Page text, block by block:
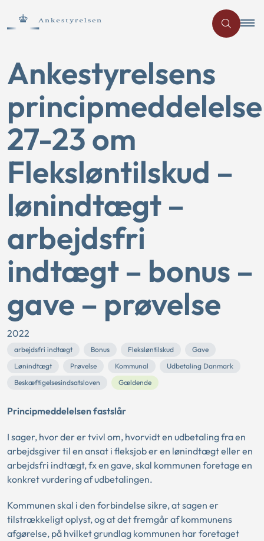
Ankestyrelsens
principmeddelelse
27-23 om
Fleksløntilskud –
lønindtægt –
arbejdsfri
indtægt – bonus –
gave – prøvelse
2022
arbejdsfri indtægt Bonus Fleksløntilskud
Gave
Lønindtægt
Prøvelse Kommunal
Udbetaling Danmark
Beskæftigelsesindsatsloven
Gældende
Principmeddelelsen fastslår
I sager, hvor der er tvivl om, hvorvidt en udbetaling fra en
arbejdsgiver til en ansat i fleksjob er en lønindtægt eller en
arbejdsfri indtægt, fx en gave, skal kommunen foretage en
konkret vurdering af udbetalingen.
Kommunen skal i den forbindelse sikre, at sagen er
tilstrækkeligt oplyst, og at det fremgår af kommunens
afgørelse, på hvilket grundlag kommunen har foretaget